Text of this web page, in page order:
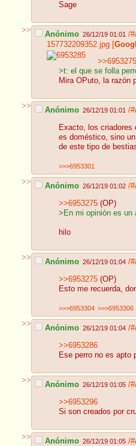
Sage
>> Anónimo 26/12/19 01:01 /
157732209352.jpg [
>>6953275
>t: el que se folla
Mira OPuto, la razón
>> Anónimo 26/12/19 01:01 /
Exacto, los criadores
es doméstico, sino
de este tipo de
>>>6953301
>> Anónimo 26/12/19 01:02 /
>>6953275 (OP)
>En mi opinión es un
hilo
>> Anónimo 26/12/19 01:04 /
>>6953275 (OP)
Esto me recuerda,
>>>6953304 >>>6953306
>> Anónimo 26/12/19 01:04 /
>>6953286
Ese perro no es apto
>> Anónimo 26/12/19 01:05 /
>>6953296
Si son creados por
>> Anónimo 26/12/19 01:05 /